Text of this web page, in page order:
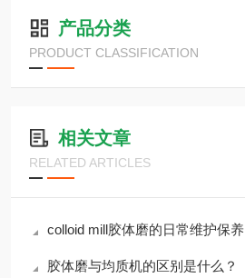
产品分类
PRODUCT CLASSIFICATION
相关文章
RELATED ARTICLES
colloid mill胶体磨的日常维护保养
胶体磨与均质机的区别是什么？